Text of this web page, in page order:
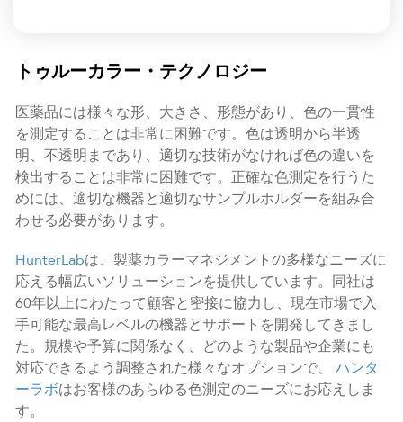
トゥルーカラー・テクノロジー
医薬品には様々な形、大きさ、形態があり、色の一貫性
を測定することは非常に困難です。色は透明から半透
明、不透明まであり、適切な技術がなければ色の違いを
検出することは非常に困難です。正確な色測定を行うた
めには、適切な機器と適切なサンプルホルダーを組み合
わせる必要があります。
HunterLabは、製薬カラーマネジメントの多様なニーズに
応える幅広いソリューションを提供しています。同社は
60年以上にわたって顧客と密接に協力し、現在市場で入
手可能な最高レベルの機器とサポートを開発してきまし
た。規模や予算に関係なく、どのような製品や企業にも
対応できるよう調整された様々なオプションで、
ハンタ
ーラボはお客様のあらゆる色測定のニーズにお応えしま
す。